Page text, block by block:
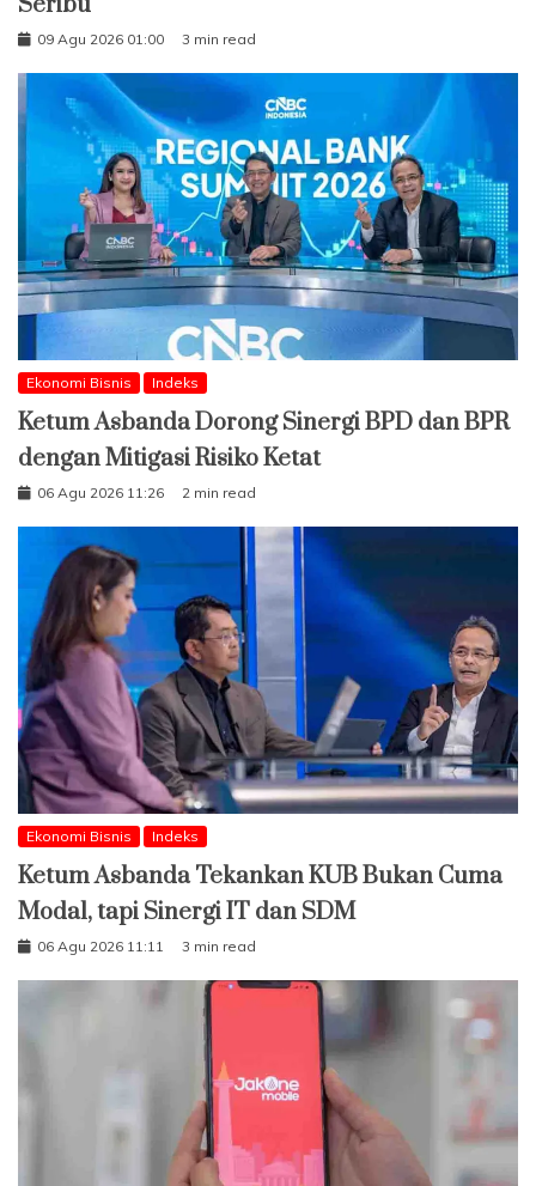
09 Agu 2026 01:00 3 min read
Ekonomi Bisnis Indeks
Ketum Asbanda Dorong Sinergi BPD dan BPR
dengan Mitigasi Risiko Ketat
06 Agu 2026 11:26 2 min read
Ekonomi Bisnis Indeks
Ketum Asbanda Tekankan KUB Bukan Cuma
Modal, tapi Sinergi IT dan SDM
06 Agu 2026 11:11 3 min read